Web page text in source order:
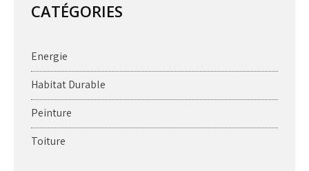
CATÉGORIES
Energie
Habitat Durable
Peinture
Toiture